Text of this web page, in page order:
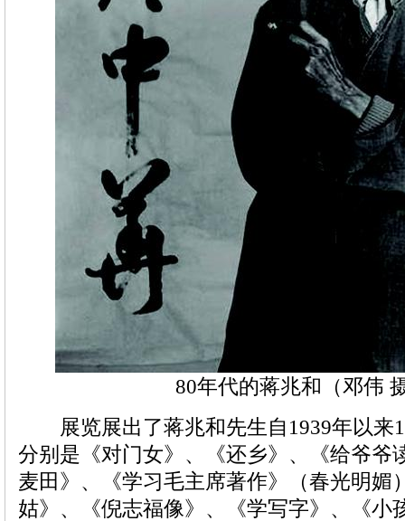
80年代的蒋兆和（邓伟
展览展出了蒋兆和先生自1939年以来
分别是《对门女》、《还乡》、《给爷爷
麦田》、《学习毛主席著作》（春光明媚
姑》、《倪志福像》、《学写字》、《小